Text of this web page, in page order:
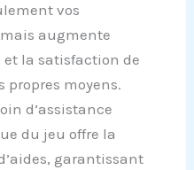
vos
augmente
la satisfaction de
propres moyens.
d’assistance
du jeu offre la
garantissant